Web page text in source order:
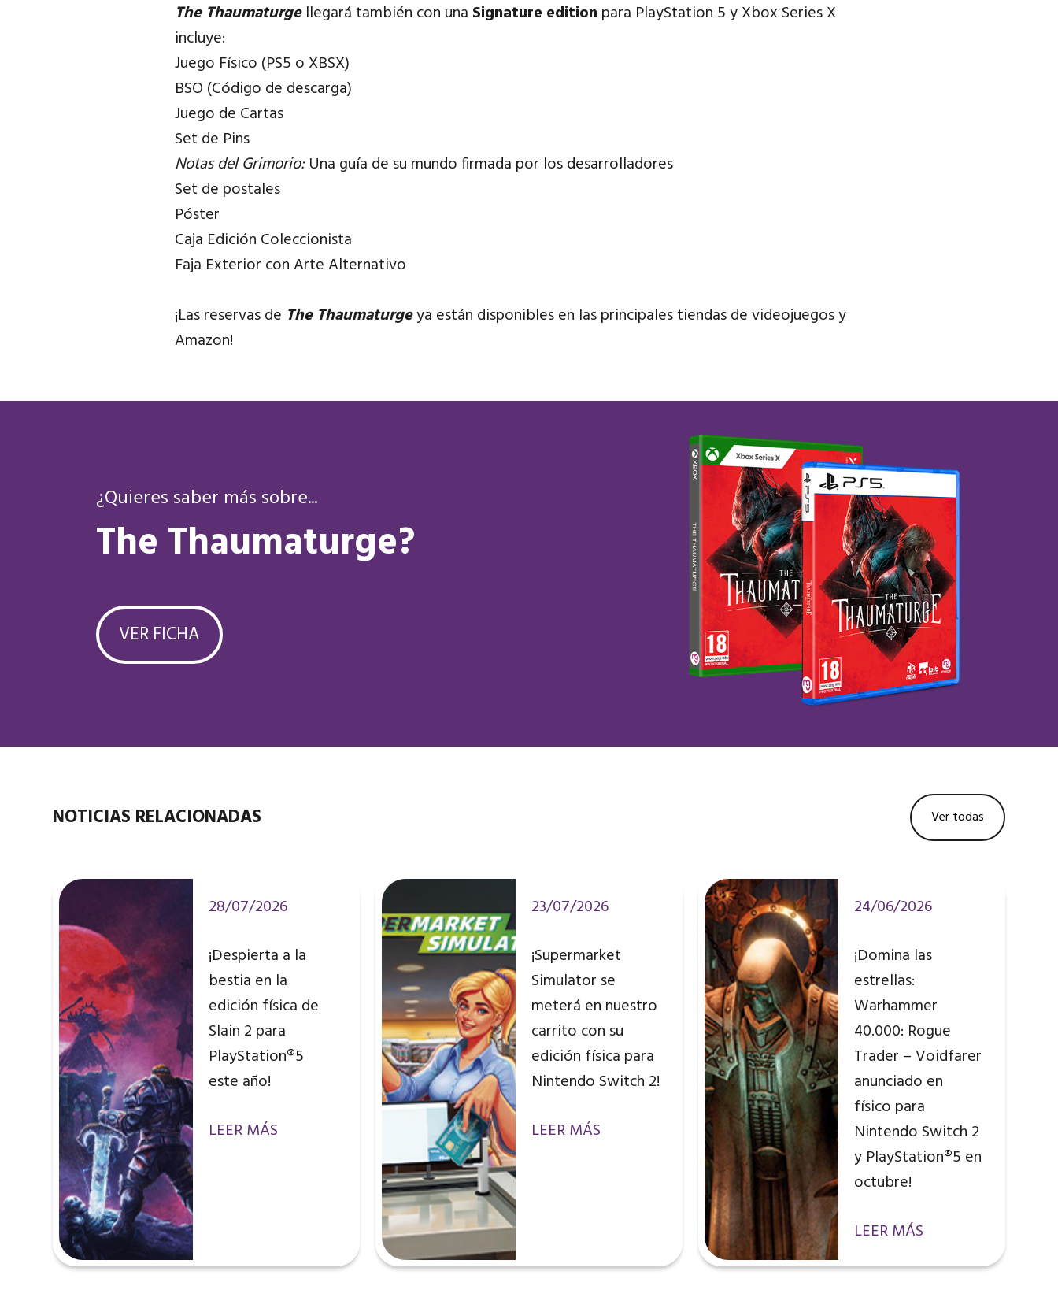
The Thaumaturgellegará también con una Signature edition para PlayStation 5 y Xbox Series X
incluye:
Juego Físico (PS5 o XBSX)
BSO (Código de descarga)
Juego de Cartas
Set de Pins
Notas del Grimorio:Una guía de su mundo firmada por los desarrolladores
Set de postales
Póster
Caja Edición Coleccionista
Faja Exterior con Arte Alternativo
¡Las reservas de The Thaumaturgeya están disponibles en las principales tiendas de videojuegos y
Amazon!
¿Quieres saber más sobre...
The Thaumaturge?
VER FICHA
NOTICIAS RELACIONADAS Ver todas
28/07/2026
¡Despierta a la
bestia en la
edición física de
Slain 2 para
PlayStation®5
este año!
LEER MÁS
23/07/2026
¡Supermarket
Simulator se
meterá en nuestro
carrito con su
edición física para
Nintendo Switch 2!
LEER MÁS
24/06/2026
¡Domina las
estrellas:
Warhammer
40.000: Rogue
Trader – Voidfarer
anunciado en
físico para
Nintendo Switch 2
y PlayStation®5 en
octubre!
LEER MÁS